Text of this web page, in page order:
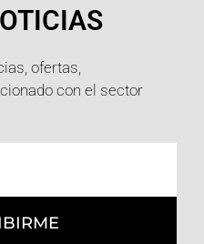
ofertas,
con el sector